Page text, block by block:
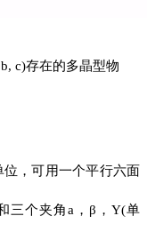
c)存在的多晶型物
，可用一个平行六面
三个夹角a，β，Y(单